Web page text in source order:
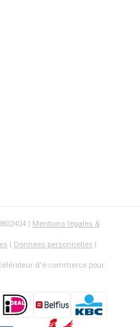
| Mentions légales &
| Données personnelles |
d'e-commerce pour